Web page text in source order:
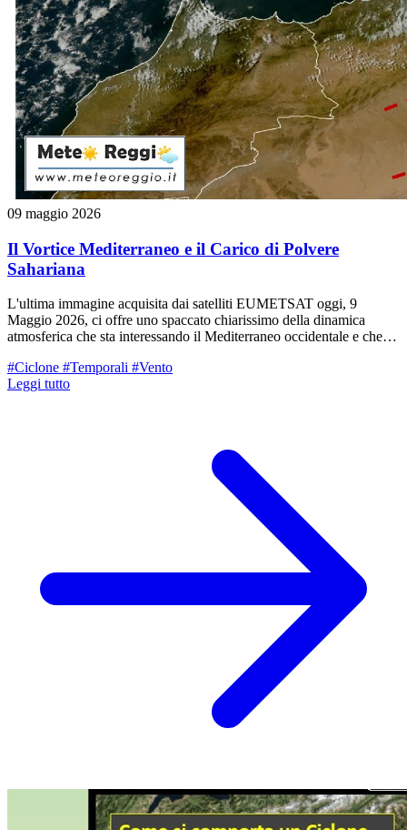
09 maggio 2026
Il Vortice Mediterraneo e il Carico di Polvere
Sahariana
L'ultima immagine acquisita dai satelliti EUMETSAT oggi, 9
Maggio 2026, ci offre uno spaccato chiarissimo della dinamica
atmosferica che sta interessando il Mediterraneo occidentale e che si
#Ciclone #Temporali #Vento
Leggi tutto